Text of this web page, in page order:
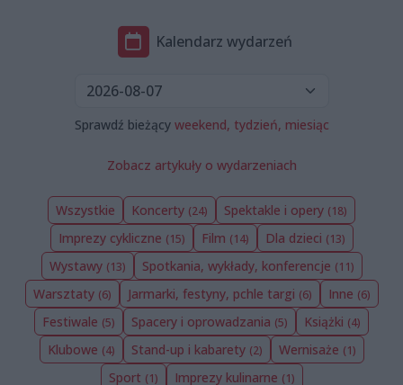
Kalendarz wydarzeń
Sprawdź bieżący weekend, tydzień, miesiąc
Zobacz artykuły o wydarzeniach
Wszystkie Koncerty (24) Spektakle i opery (18)
Imprezy cykliczne (15) Film (14) Dla dzieci (13)
Wystawy (13) Spotkania, wykłady, konferencje (11)
Warsztaty (6) Jarmarki, festyny, pchle targi (6) Inne (6)
Festiwale (5) Spacery i oprowadzania (5) Książki (4)
Klubowe (4) Stand-up i kabarety (2) Wernisaże (1)
Sport (1) Imprezy kulinarne (1)